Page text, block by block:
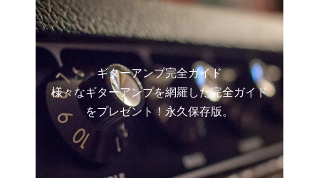
ギターアンプ完全ガイド
様々なギターアンプを網羅した完全ガイド
をプレゼント！永久保存版。